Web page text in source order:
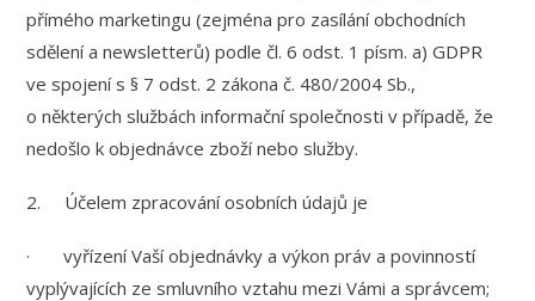
přímého marketingu (zejména pro zasílání obchodních
sdělení a newsletterů) podle čl. 6 odst. 1 písm. a) GDPR
ve spojení s § 7 odst. 2 zákona č. 480/2004 Sb.,
o některých službách informační společnosti v případě, že
nedošlo k objednávce zboží nebo služby.
2. Účelem zpracování osobních údajů je
· vyřízení Vaší objednávky a výkon práv a povinností
vyplývajících ze smluvního vztahu mezi Vámi a správcem;